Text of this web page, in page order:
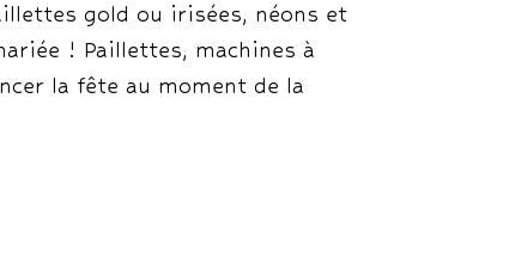
gold ou irisées, néons et
! Paillettes, machines à
la fête au moment de la